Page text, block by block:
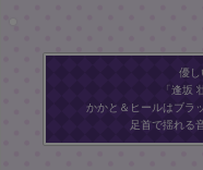
優し
「逢坂
かかと＆ヒールはブラ
足首で揺れる